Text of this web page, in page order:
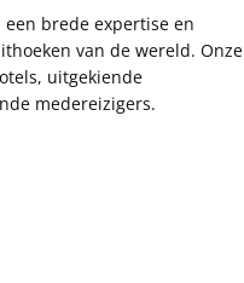
brede expertise en
van de wereld. Onze
uitgekiende
medereizigers.